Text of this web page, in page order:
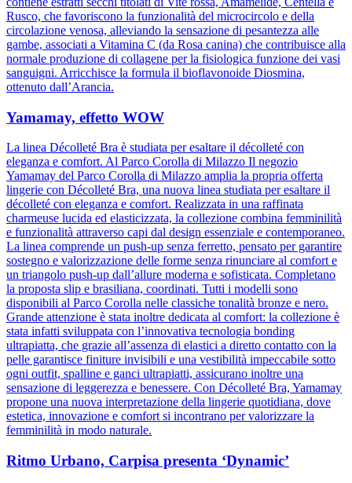
Rusco, che favoriscono la funzionalità del microcircolo e della
circolazione venosa, alleviando la sensazione di pesantezza alle
gambe, associati a Vitamina C (da Rosa canina) che contribuisce alla
normale produzione di collagene per la fisiologica funzione dei vasi
sanguigni. Arricchisce la formula il bioflavonoide Diosmina,
ottenuto dall’Arancia.
Yamamay, effetto WOW
La linea Décolleté Bra è studiata per esaltare il décolleté con
eleganza e comfort. Al Parco Corolla di Milazzo Il negozio
Yamamay del Parco Corolla di Milazzo amplia la propria offerta
lingerie con Décolleté Bra, una nuova linea studiata per esaltare il
décolleté con eleganza e comfort. Realizzata in una raffinata
charmeuse lucida ed elasticizzata, la collezione combina femminilità
e funzionalità attraverso capi dal design essenziale e contemporaneo.
La linea comprende un push-up senza ferretto, pensato per garantire
sostegno e valorizzazione delle forme senza rinunciare al comfort e
un triangolo push-up dall’allure moderna e sofisticata. Completano
la proposta slip e brasiliana, coordinati. Tutti i modelli sono
disponibili al Parco Corolla nelle classiche tonalità bronze e nero.
Grande attenzione è stata inoltre dedicata al comfort: la collezione è
stata infatti sviluppata con l’innovativa tecnologia bonding
ultrapiatta, che grazie all’assenza di elastici a diretto contatto con la
pelle garantisce finiture invisibili e una vestibilità impeccabile sotto
ogni outfit, spalline e ganci ultrapiatti, assicurano inoltre una
sensazione di leggerezza e benessere. Con Décolleté Bra, Yamamay
propone una nuova interpretazione della lingerie quotidiana, dove
estetica, innovazione e comfort si incontrano per valorizzare la
femminilità in modo naturale.
Ritmo Urbano, Carpisa presenta ‘Dynamic’